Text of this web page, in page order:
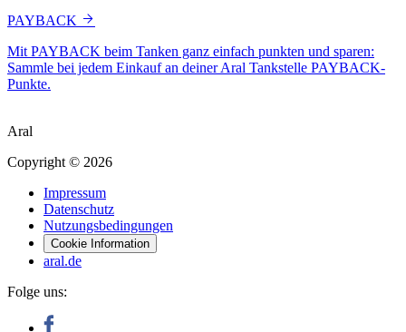
PAYBACK
Mit PAYBACK beim Tanken ganz einfach punkten und sparen:
Sammle bei jedem Einkauf an deiner Aral Tankstelle PAYBACK-
Punkte.
Aral
Copyright © 2026
Impressum
Datenschutz
Nutzungsbedingungen
Cookie Information
aral.de
Folge uns: